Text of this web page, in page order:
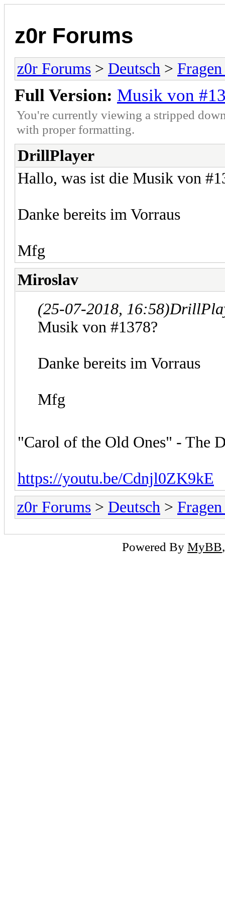
z0r Forums
z0r Forums > Deutsch >
Full Version: Musik von
You're currently viewing a stripped
with proper formatting.
DrillPlayer
Hallo, was ist die Musik von
Danke bereits im Vorraus
Mfg
Miroslav
(25-07-2018, 16:58)
Musik von #1378?
Danke bereits im Vorraus
Mfg
"Carol of the Old Ones" - The
https://youtu.be/Cdnjl0ZK9kE
z0r Forums > Deutsch >
Powered By MyBB